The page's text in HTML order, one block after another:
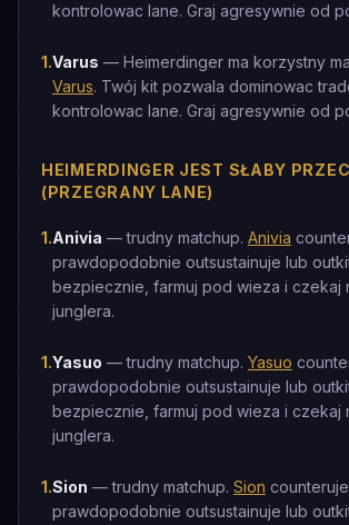
kontrolowac lane. Graj agresywnie od
1.Varus — Heimerdinger ma korzystny
Varus. Twój kit pozwala dominowac
kontrolowac lane. Graj agresywnie od
HEIMERDINGER JEST SŁABY
(PRZEGRANY LANE)
1.Anivia — trudny matchup. Anivia
prawdopodobnie outsustainuje lub
bezpiecznie, farmuj pod wieza i czekaj
junglera.
1.Yasuo — trudny matchup. Yasuo
prawdopodobnie outsustainuje lub
bezpiecznie, farmuj pod wieza i czekaj
junglera.
1.Sion — trudny matchup. Sion
prawdopodobnie outsustainuje lub